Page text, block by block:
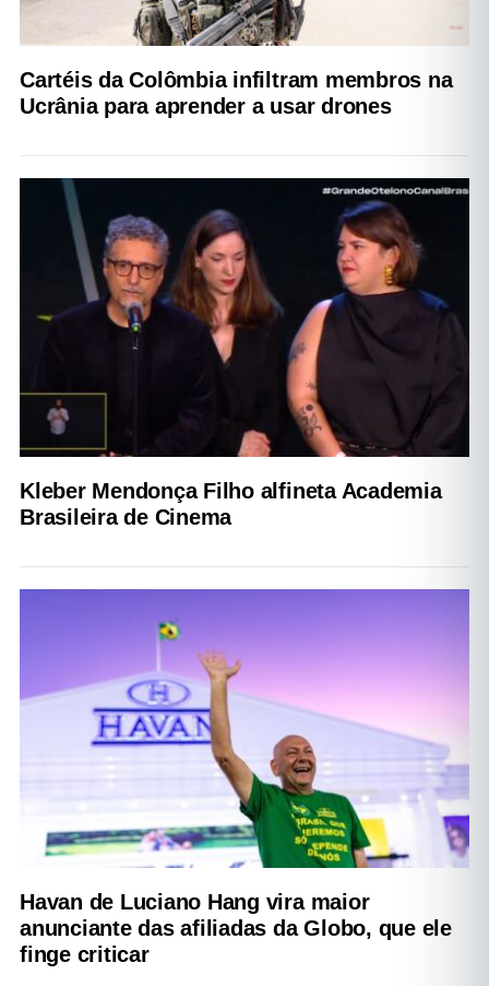
Cartéis da Colômbia infiltram membros na
Ucrânia para aprender a usar drones
Kleber Mendonça Filho alfineta Academia
Brasileira de Cinema
Havan de Luciano Hang vira maior
anunciante das afiliadas da Globo, que ele
finge criticar